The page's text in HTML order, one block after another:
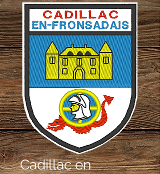
Cadillac en